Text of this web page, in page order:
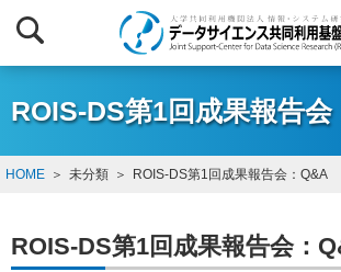
ROIS-DS第1回成果報告
HOME 未分類 ROIS-DS第1回成果報告会：Q&A
ROIS-DS第1回成果報告会：